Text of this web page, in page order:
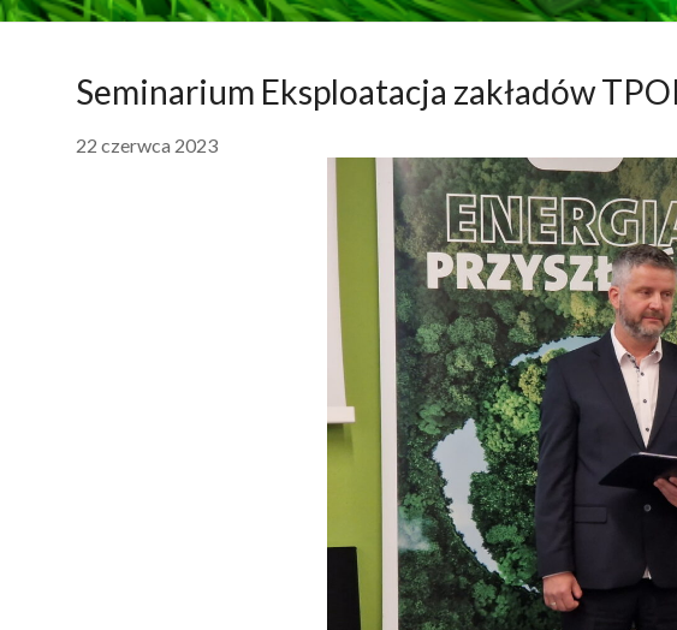
Seminarium Eksploatacja zakładów
22 czerwca 2023